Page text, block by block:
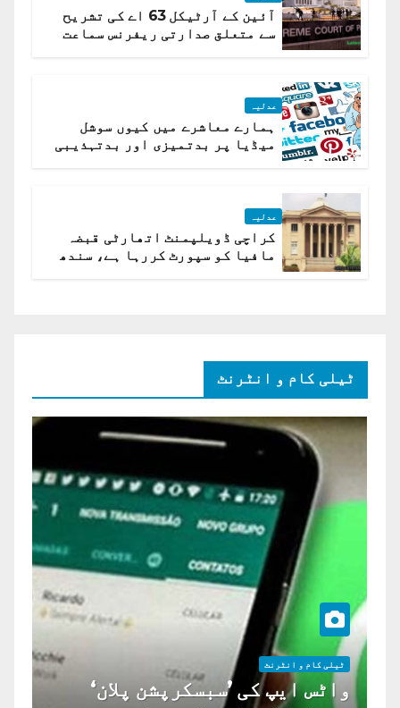
آئین کے آرٹیکل 63 اے کی تشریح
سے متعلق صدارتی ریفرنس سماعت
عدلیہ
ہمارے معاشرے میں کیوں سوشل
میڈیا پر بدتمیزی اور بدتہذیبی
عدلیہ
کراچی ڈویلپمنٹ اتھارٹی قبضہ
مافیا کو سپورٹ کررہا ہے، سندھ
ٹیلی کام و انٹرنٹ
ٹیلی کام و انٹرنٹ
واٹس ایپ کی ’سبسکرپشن پلان‘